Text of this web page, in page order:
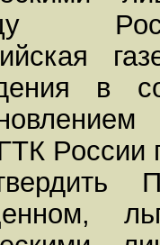
в
России